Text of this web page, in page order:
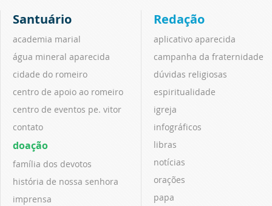
Santuário
academia marial
água mineral aparecida
cidade do romeiro
centro de apoio ao romeiro
centro de eventos pe. vitor
contato
doação
família dos devotos
história de nossa senhora
imprensa
Redação
aplicativo aparecida
campanha da fraternidade
dúvidas religiosas
espiritualidade
igreja
infográficos
libras
notícias
orações
papa